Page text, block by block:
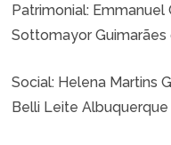
Patrimonial: Emmanuel
Sottomayor Guimarães
Social: Helena Martins
Belli Leite Albuquerque